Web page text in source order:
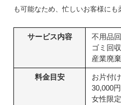
も可能なため、忙しいお客様にも
サービス内容
不用品
ゴミ回収
産業廃
料金目安
お片付
30,000
女性限